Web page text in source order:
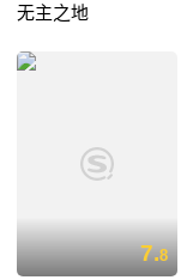
无主之地
7.8